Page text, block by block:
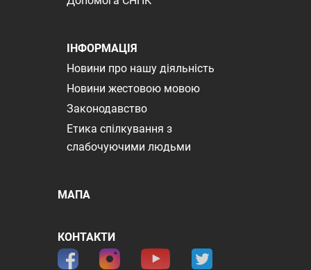
ІНФОРМАЦІЯ
Новини про нашу діяльність
Новини жестовою мовою
Законодавство
Етика спілкування з
слабочуючими людьми
МАПА
КОНТАКТИ